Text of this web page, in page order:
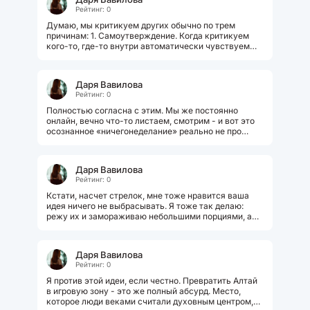
Рейтинг: 0
Думаю, мы критикуем других обычно по трем
причинам: 1. Самоутверждение. Когда критикуем
кого-то, где-то внутри автоматически чувствуем
Даря Вавилова
Рейтинг: 0
Полностью согласна с этим. Мы же постоянно
онлайн, вечно что-то листаем, смотрим - и вот это
осознанное «ничегонеделание» реально не про
Даря Вавилова
Рейтинг: 0
Кстати, насчет стрелок, мне тоже нравится ваша
идея ничего не выбрасывать. Я тоже так делаю:
режу их и замораживаю небольшими порциями, а
Даря Вавилова
Рейтинг: 0
Я против этой идеи, если честно. Превратить Алтай
в игровую зону - это же полный абсурд. Место,
которое люди веками считали духовным центром,